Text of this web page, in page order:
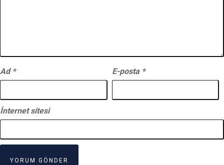
Ad * E-posta *
İnternet sitesi